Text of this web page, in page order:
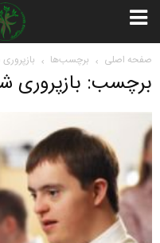
صفحه اصلی برچسب‌ها
برچسب: بازپروری